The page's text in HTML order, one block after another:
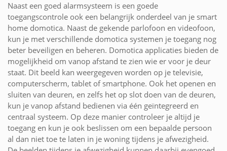
Naast een goed alarmsysteem is een goede
toegangscontrole ook een belangrijk onderdeel van je smart
home domotica. Naast de gekende parlofoon en videofoon,
kun je met verschillende domotica systemen je toegang nog
beter beveiligen en beheren. Domotica applicaties bieden de
mogelijkheid om vanop afstand te zien wie er voor je deur
staat. Dit beeld kan weergegeven worden op je televisie,
computerscherm, tablet of smartphone. Ook het openen en
sluiten van deuren, en zelfs het op slot doen van de deuren,
kun je vanop afstand bedienen via één geïntegreerd en
centraal systeem. Op deze manier controleer je altijd je
toegang en kun je ook beslissen om een bepaalde persoon
al dan niet toe te laten in je woning tijdens je afwezigheid.